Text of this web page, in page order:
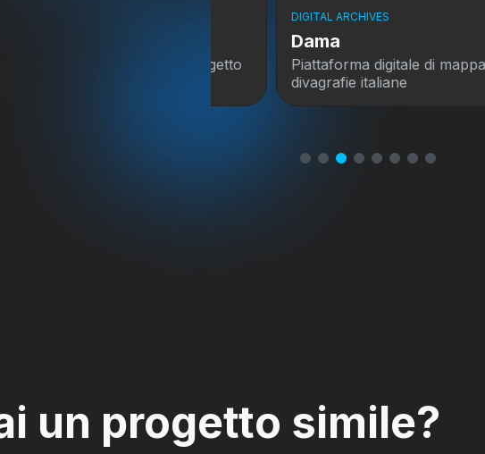
DIGITAL ARCHIVES
Piattaforma digitale di mappatura delle
divagrafie italiane
un progetto simile?